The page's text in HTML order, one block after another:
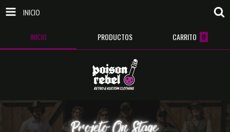
INICIO
INICIO PRODUCTOS CARRITO 0